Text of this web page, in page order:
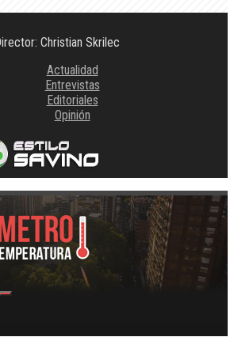
Christian Skrilec
Actualidad
Entrevistas
Editoriales
Opinión